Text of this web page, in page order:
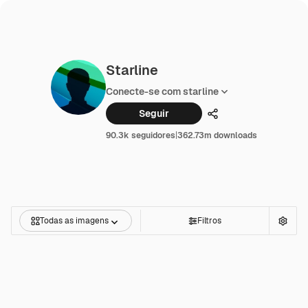
Starline
Conecte-se com starline
Seguir
Compartilhar
90.3k seguidores|362.73m downloads
Todas as imagens Filtros